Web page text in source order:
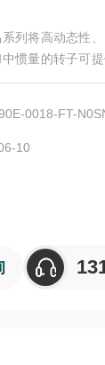
列将高动态性
惯量的转子可
决方案，电机
0018-FT-
10